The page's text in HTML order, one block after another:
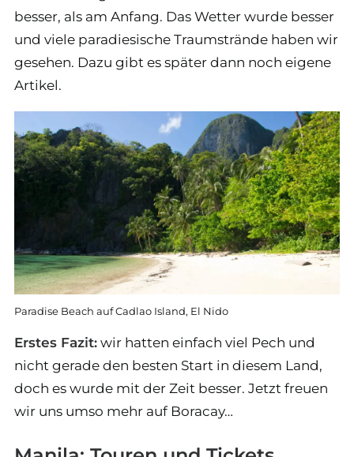
besser, als am Anfang. Das Wetter wurde besser
und viele paradiesische Traumstrände haben wir
gesehen. Dazu gibt es später dann noch eigene
Artikel.
Paradise Beach auf Cadlao Island, El Nido
Erstes Fazit: wir hatten einfach viel Pech und
nicht gerade den besten Start in diesem Land,
doch es wurde mit der Zeit besser. Jetzt freuen
wir uns umso mehr auf Boracay…